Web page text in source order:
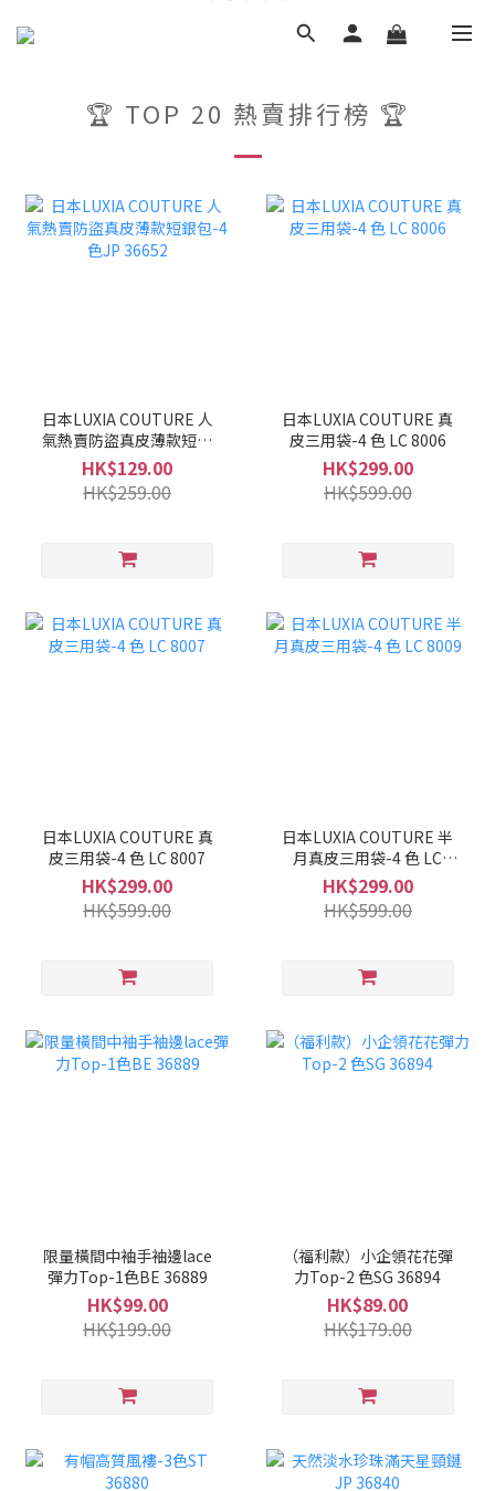
🏆 TOP 20 熱賣排行榜 🏆
日本LUXIA COUTURE 人
氣熱賣防盜真皮薄款短銀
包-4色JP 36652
HK$129.00
HK$259.00
日本LUXIA COUTURE 真
皮三用袋-4 色 LC 8006
HK$299.00
HK$599.00
日本LUXIA COUTURE 真
皮三用袋-4 色 LC 8007
HK$299.00
HK$599.00
日本LUXIA COUTURE 半
月真皮三用袋-4 色 LC
8009
HK$299.00
HK$599.00
限量橫間中袖手袖邊lace
彈力Top-1色BE 36889
HK$99.00
HK$199.00
（福利款）小企領花花彈
力Top-2 色SG 36894
HK$89.00
HK$179.00